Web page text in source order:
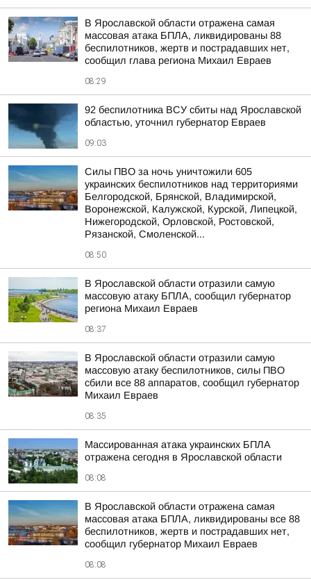
В Ярославской области отражена самая
массовая атака БПЛА, ликвидированы 88
беспилотников, жертв и пострадавших нет,
сообщил глава региона Михаил Евраев
08:29
92 беспилотника ВСУ сбиты над Ярославской
областью, уточнил губернатор Евраев
09:03
Силы ПВО за ночь уничтожили 605
украинских беспилотников над территориями
Белгородской, Брянской, Владимирской,
Воронежской, Калужской, Курской, Липецкой,
Нижегородской, Орловской, Ростовской,
Рязанской, Смоленской...
08:50
В Ярославской области отразили самую
массовую атаку БПЛА, сообщил губернатор
региона Михаил Евраев
08:37
В Ярославской области отразили самую
массовую атаку беспилотников, силы ПВО
сбили все 88 аппаратов, сообщил губернатор
Михаил Евраев
08:35
Массированная атака украинских БПЛА
отражена сегодня в Ярославской области
08:08
В Ярославской области отражена самая
массовая атака БПЛА, ликвидированы все 88
беспилотников, жертв и пострадавших нет,
сообщил губернатор Михаил Евраев
08:08